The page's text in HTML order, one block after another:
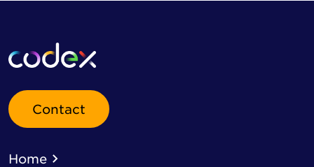
Contact
Home